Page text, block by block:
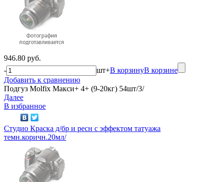
946.80 руб.
-
шт+В корзинуВ корзине
Добавить к сравнению
Подгуз Molfix Макси+ 4+ (9-20кг) 54шт/3/
Далее
В избранное
Студио Краска д/бр и ресн с эффектом татуажа
темн.коричн.20мл/